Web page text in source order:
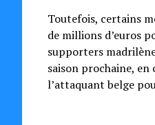
Toutefois, certains
de millions d’euros
supporters
saison prochaine, en
l’attaquant belge